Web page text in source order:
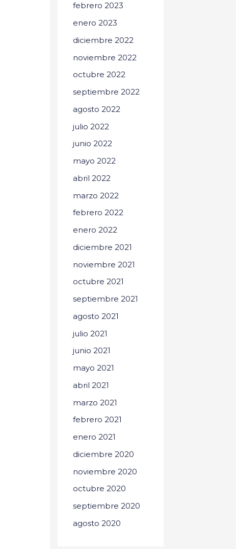
febrero 2023
enero 2023
diciembre 2022
noviembre 2022
octubre 2022
septiembre 2022
agosto 2022
julio 2022
junio 2022
mayo 2022
abril 2022
marzo 2022
febrero 2022
enero 2022
diciembre 2021
noviembre 2021
octubre 2021
septiembre 2021
agosto 2021
julio 2021
junio 2021
mayo 2021
abril 2021
marzo 2021
febrero 2021
enero 2021
diciembre 2020
noviembre 2020
octubre 2020
septiembre 2020
agosto 2020